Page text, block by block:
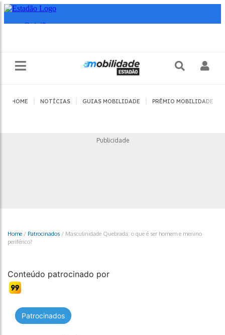
HOME NOTÍCIAS GUIAS MOBILIDADE PRÊMIO MOBILIDADE
Publicidade
Home / Patrocinados / Masculinidade Quebrada: o que é ser homem e menino
periférico?
Conteúdo patrocinado por
Patrocinados